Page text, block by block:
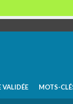
VALIDÉE MOTS-